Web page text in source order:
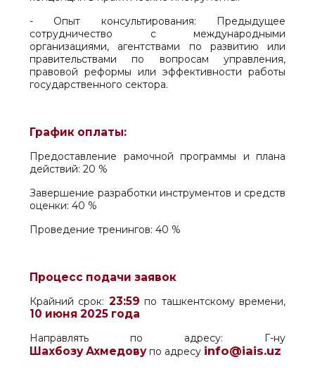
- Опыт консультирования: Предыдущее
сотрудничество с международными
организациями, агентствами по развитию или
правительствами по вопросам управления,
правовой реформы или эффективности работы
государственного сектора.
График оплаты:
Предоставление рамочной программы и плана
действий: 20 %
Завершение разработки инструментов и средств
оценки: 40 %
Проведение тренингов: 40 %
Процесс подачи заявок
Крайний срок: 23:59 по ташкентскому времени,
10 июня 2025 года
Направлять по адресу: Г-ну
Шахбозу Ахмедовупо адресу info@iais.uz